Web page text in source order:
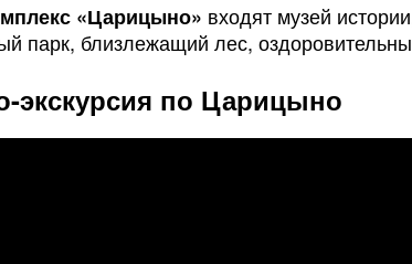
«Царицыно» входят музей
парк, близлежащий лес,
экскурсия по Царицыно